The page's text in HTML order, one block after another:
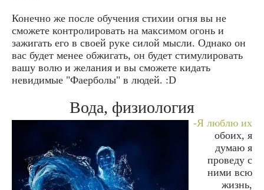
Конечно же после обучения стихии огня вы не
сможете контролировать на максимом огонь и
зажигать его в своей руке силой мысли. Однако он
вас будет менее обжигать, он будет стимулировать
вашу волю и желания и вы сможете кидать
невидимые "Фаерболы" в людей. :D
Вода, физиология
-Я люблю их
обоих, я
думаю я
проведу с
ними всю
жизнь,